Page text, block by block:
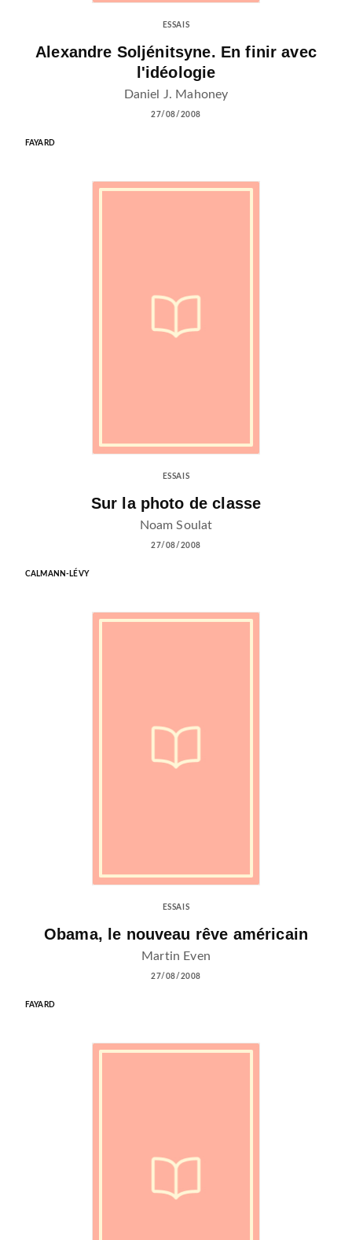
ESSAIS
Alexandre Soljénitsyne. En finir avec
l'idéologie
Daniel J. Mahoney
27/08/2008
FAYARD
ESSAIS
Sur la photo de classe
Noam Soulat
27/08/2008
CALMANN-LÉVY
ESSAIS
Obama, le nouveau rêve américain
Martin Even
27/08/2008
FAYARD